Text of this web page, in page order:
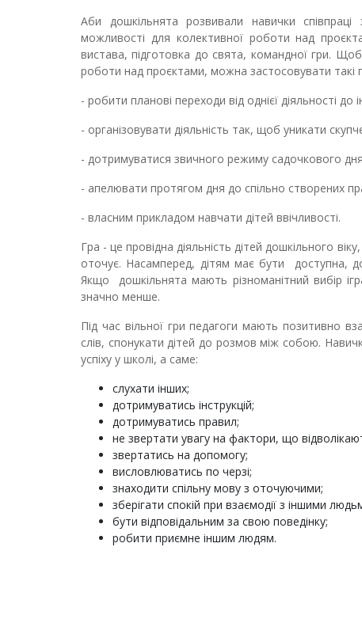
Аби дошкільнята розвивали навички
можливості для колективної роботи над
вистава, підготовка до свята, командної гри.
роботи над проєктами, можна застосовувати такі
- робити планові переходи від однієї діяльності до
- організовувати діяльність так, щоб уникати
- дотримуватися звичного режиму садочкового
- апелювати протягом дня до спільно створених
- власним прикладом навчати дітей ввічливості.
Гра - це провідна діяльність дітей дошкільного
оточує. Насамперед, дітям має бути доступна,
Якщо дошкільнята мають різноманітний вибір
значно менше.
Під час вільної гри педагоги мають позитивно
слів, спонукати дітей до розмов між собою.
успіху у школі, а саме:
слухати інших;
дотримуватись інструкцій;
дотримуватись правил;
не звертати увагу на фактори, що
звертатись на допомогу;
висловлюватись по черзі;
знаходити спільну мову з оточуючими;
зберігати спокій при взаємодії з іншими
бути відповідальним за свою поведінку;
робити приємне іншим людям.